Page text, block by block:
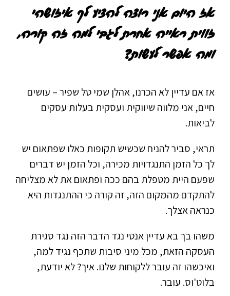
אז היום אני רוצה להציע לך איזושהי
זווית ראייה אחרת לגבי למה זה קורה,
ומה אפשר לעשות?
אז אם עדיין לא הכרנו, אהלן שמי טל שפיר – עושים
חיים, אני מלווה שיווקית ועסקית בעלות עסקים
לביאות.
תראי, סביר להניח שכשיש תקופות כאלו שפתאום יש
לך כל הזמן התנגדויות מכירה, וכל הזמן יש דברים
שפעם היית מטפלת בהם ככה ופתאום את לא מצליחה
להתקדם מהמקום הזה, זה קורה כי ההתנגדות היא
כנראה אצלך.
משהו בך בא עדיין אנטי נגד הדבר הזה נגד סגירת
העסקה הזאת, מכל מיני סיבות שתכף נגיד למה,
ואיכשהו זה עובר ללקוחות שלנו. איך? לא יודעת,
בלוט'וס. עובר.